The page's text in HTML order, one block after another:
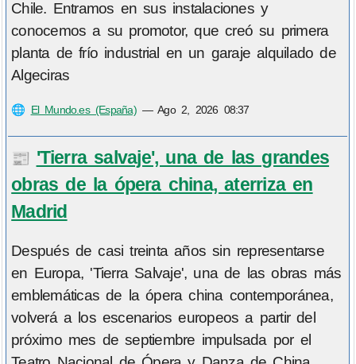
Chile. Entramos en sus instalaciones y
conocemos a su promotor, que creó su primera
planta de frío industrial en un garaje alquilado de
Algeciras
🌐 El Mundo.es (España)—Ago 2, 2026 08:37
📰 'Tierra salvaje', una de las grandes
obras de la ópera china, aterriza en
Madrid
Después de casi treinta años sin representarse
en Europa, 'Tierra Salvaje', una de las obras más
emblemáticas de la ópera china contemporánea,
volverá a los escenarios europeos a partir del
próximo mes de septiembre impulsada por el